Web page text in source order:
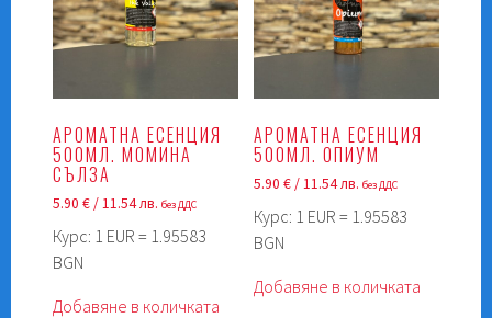
АРОМАТНА ЕСЕНЦИЯ
500МЛ. МОМИНА
СЪЛЗА
5.90€/ 11.54 лв.без ДДС
Курс: 1 EUR = 1.95583
BGN
Добавяне в количката
АРОМАТНА ЕСЕНЦИЯ
500МЛ. ОПИУМ
5.90€/ 11.54 лв.без ДДС
Курс: 1 EUR = 1.95583
BGN
Добавяне в количката